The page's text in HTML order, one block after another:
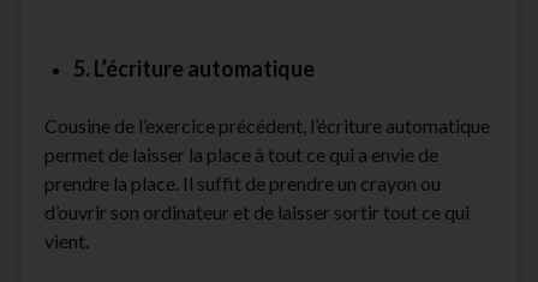
5. L’écriture automatique
Cousine de l’exercice précédent, l’écriture automatique
permet de laisser la place à tout ce qui a envie de
prendre la place. Il suffit de prendre un crayon ou
d’ouvrir son ordinateur et de laisser sortir tout ce qui
vient.